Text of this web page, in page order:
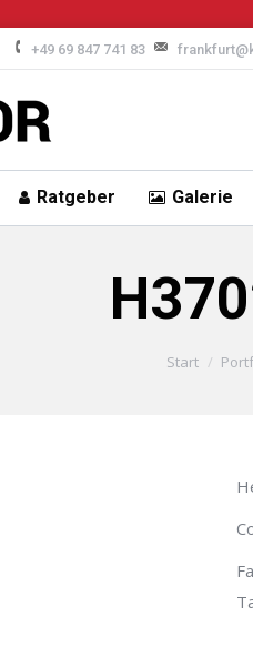
+49 69 847 741 83
Ratgeber Galerie
Start